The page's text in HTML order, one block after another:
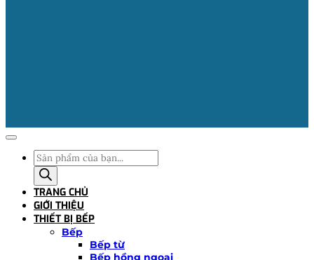
Tìm
kiếm
sản
phẩm
TRANG CHỦ
GIỚI THIỆU
THIẾT BỊ BẾP
Bếp
Bếp từ